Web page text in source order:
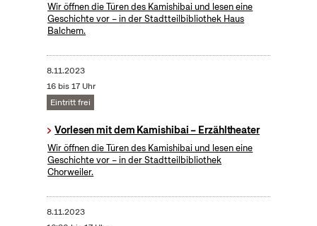
Wir öffnen die Türen des Kamishibai und lesen eine
Geschichte vor – in der Stadtteilbibliothek Haus
Balchem.
8.11.2023
16 bis 17 Uhr
Eintritt frei
Vorlesen mit dem Kamishibai – Erzähltheater
Wir öffnen die Türen des Kamishibai und lesen eine
Geschichte vor – in der Stadtteilbibliothek
Chorweiler.
8.11.2023